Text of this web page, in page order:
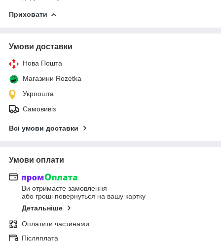
Приховати
Умови доставки
Нова Пошта
Магазини Rozetka
Укрпошта
Самовивіз
Всі умови доставки
Умови оплати
Ви отримаєте замовлення
або гроші повернуться на вашу картку
Детальніше
Оплатити частинами
Післяплата